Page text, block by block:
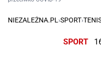
NIEZALEŻNA.PL ›SPORT›
SPORT